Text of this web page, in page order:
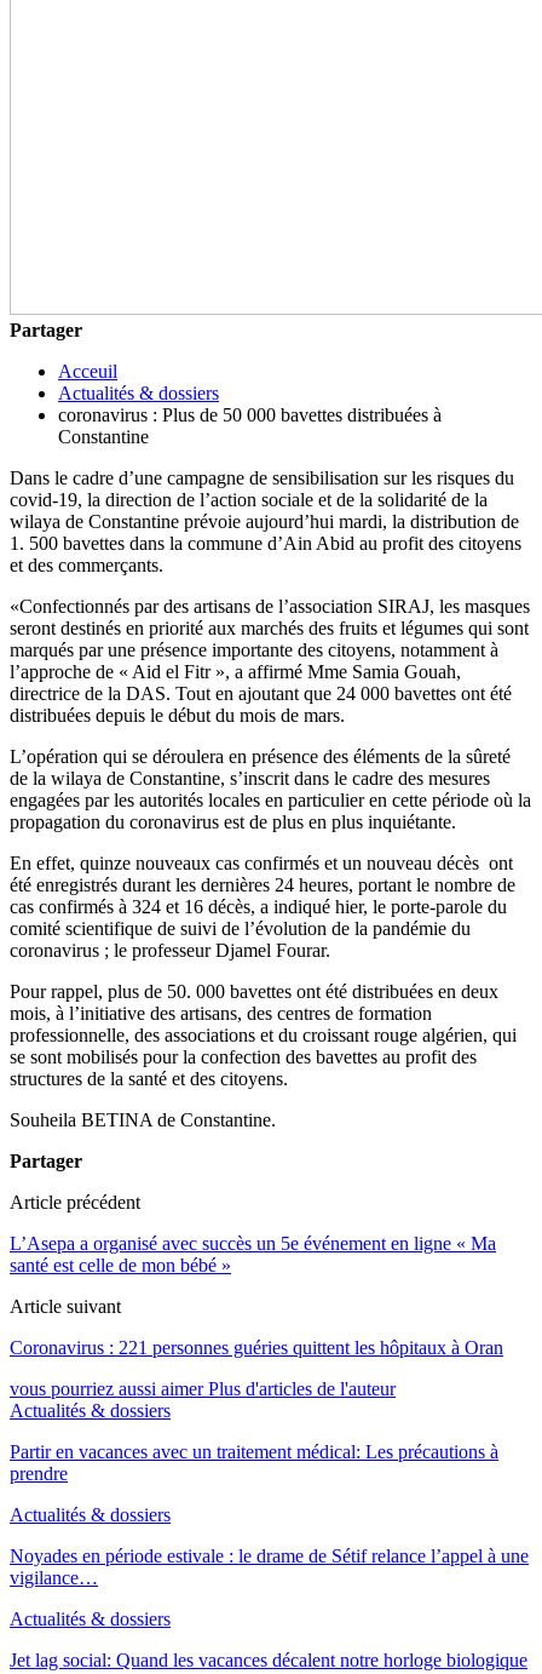
Partager
Acceuil
Actualités & dossiers
coronavirus : Plus de 50 000 bavettes distribuées à
Constantine
Dans le cadre d’une campagne de sensibilisation sur les risques du
covid-19, la direction de l’action sociale et de la solidarité de la
wilaya de Constantine prévoie aujourd’hui mardi, la distribution de
1. 500 bavettes dans la commune d’Ain Abid au profit des citoyens
et des commerçants.
«Confectionnés par des artisans de l’association SIRAJ, les masques
seront destinés en priorité aux marchés des fruits et légumes qui sont
marqués par une présence importante des citoyens, notamment à
l’approche de « Aid el Fitr », a affirmé Mme Samia Gouah,
directrice de la DAS. Tout en ajoutant que 24 000 bavettes ont été
distribuées depuis le début du mois de mars.
L’opération qui se déroulera en présence des éléments de la sûreté
de la wilaya de Constantine, s’inscrit dans le cadre des mesures
engagées par les autorités locales en particulier en cette période où la
propagation du coronavirus est de plus en plus inquiétante.
En effet, quinze nouveaux cas confirmés et un nouveau décès ont
été enregistrés durant les dernières 24 heures, portant le nombre de
cas confirmés à 324 et 16 décès, a indiqué hier, le porte-parole du
comité scientifique de suivi de l’évolution de la pandémie du
coronavirus ; le professeur Djamel Fourar.
Pour rappel, plus de 50. 000 bavettes ont été distribuées en deux
mois, à l’initiative des artisans, des centres de formation
professionnelle, des associations et du croissant rouge algérien, qui
se sont mobilisés pour la confection des bavettes au profit des
structures de la santé et des citoyens.
Souheila BETINA de Constantine.
Partager
Article précédent
L’Asepa a organisé avec succès un 5e événement en ligne « Ma
santé est celle de mon bébé »
Article suivant
Coronavirus : 221 personnes guéries quittent les hôpitaux à Oran
vous pourriez aussi aimer Plus d'articles de l'auteur
Actualités & dossiers
Partir en vacances avec un traitement médical: Les précautions à
prendre
Actualités & dossiers
Noyades en période estivale : le drame de Sétif relance l’appel à une
vigilance…
Actualités & dossiers
Jet lag social: Quand les vacances décalent notre horloge biologique